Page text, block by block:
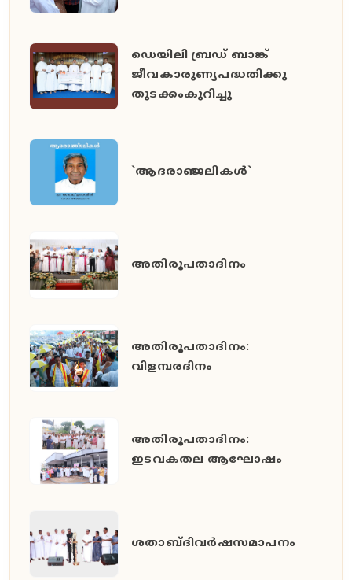
ഡെയിലി ബ്രഡ് ബാങ്ക്
ജീവകാരുണ്യപദ്ധതിക്കു
തുടക്കംകുറിച്ചു
`ആദരാഞ്ജലികൾ`
അതിരൂപതാദിനം
അതിരൂപതാദിനം:
വിളമ്പരദിനം
അതിരൂപതാദിനം:
ഇടവകതല ആഘോഷം
ശതാബ്ദിവർഷസമാപനം